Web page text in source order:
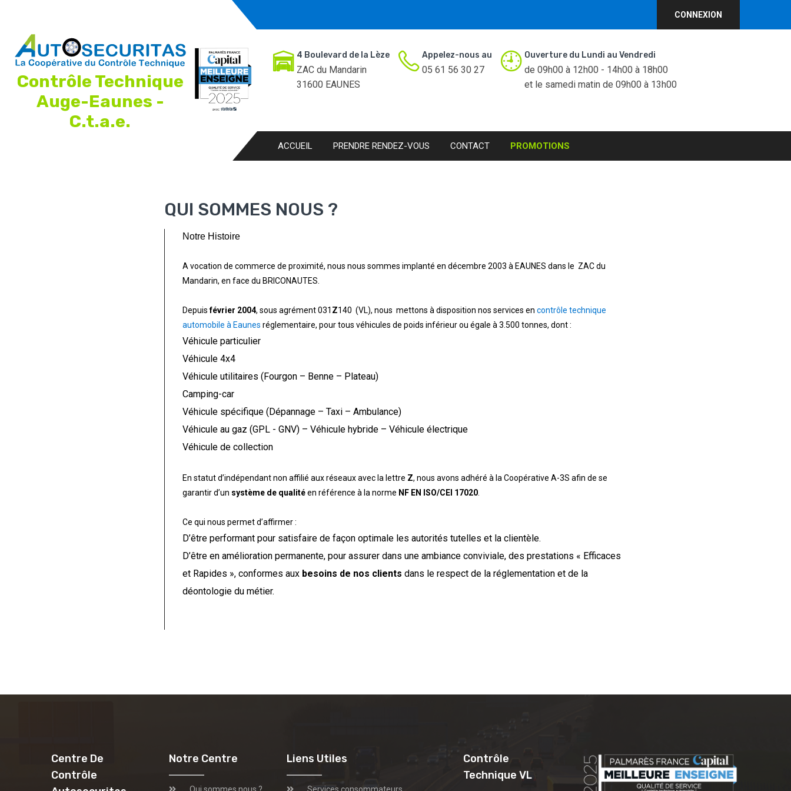
CONNEXION
Contrôle Technique
Auge-Eaunes -
C.t.a.e.
4 Boulevard de la Lèze
ZAC du Mandarin
31600 EAUNES
Appelez-nous au
05 61 56 30 27
Ouverture du Lundi au Vendredi
de 09h00 à 12h00 - 14h00 à 18h00
et le samedi matin de 09h00 à 13h00
ACCUEIL PRENDRE RENDEZ-VOUS CONTACT PROMOTIONS
QUI SOMMES NOUS ?
Notre Histoire
A vocation de commerce de proximité, nous nous sommes implanté en décembre 2003 à EAUNES dans le ZAC du
Mandarin, en face du BRICONAUTES.
Depuisfévrier 2004, sous agrément 031 Z140 (VL), nous mettons à disposition nos services en contrôle technique
automobile à Eaunes réglementaire, pour tous véhicules de poids inférieur ou égale à 3.500 tonnes, dont :
Véhicule particulier
Véhicule 4x4
Véhicule utilitaires (Fourgon – Benne – Plateau)
Camping-car
Véhicule spécifique (Dépannage – Taxi – Ambulance)
Véhicule au gaz (GPL - GNV) – Véhicule hybride – Véhicule électrique
Véhicule de collection
En statut d’indépendant non affilié aux réseaux avec la lettre Z, nous avons adhéré à la Coopérative A-3S afin de se
garantir d’un système de qualitéen référence à la norme NF EN ISO/CEI 17020.
Ce qui nous permet d’affirmer :
D’être performant pour satisfaire de façon optimale les autorités tutelles et la clientèle.
D’être en amélioration permanente, pour assurer dans une ambiance conviviale, des prestations « Efficaces
et Rapides », conformes aux besoins de nos clients dans le respect de la réglementation et de la
déontologie du métier.
Centre De
Contrôle
Notre Centre Liens Utiles
Contrôle
Technique VL